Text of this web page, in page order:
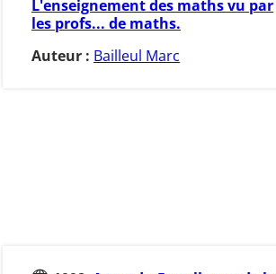
L'enseignement des maths vu par
les profs... de maths.
Auteur : Bailleul Marc